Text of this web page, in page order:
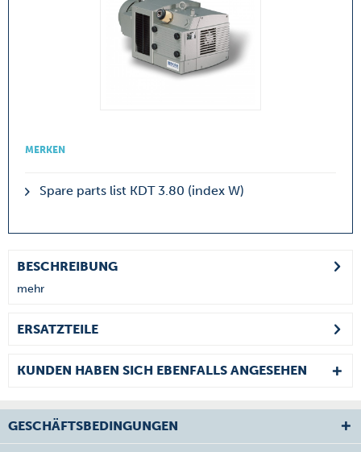
MERKEN
Spare parts list KDT 3.80 (index W)
BESCHREIBUNG
mehr
ERSATZTEILE
KUNDEN HABEN SICH EBENFALLS ANGESEHEN
GESCHÄFTSBEDINGUNGEN